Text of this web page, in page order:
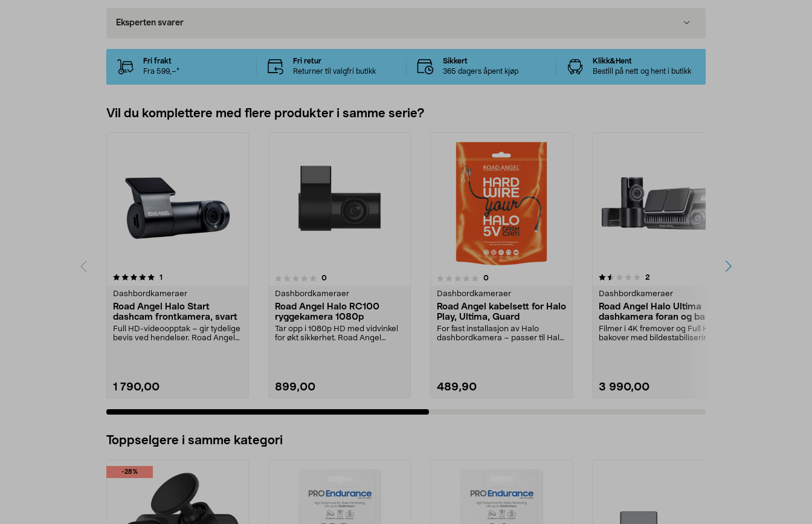
Eksperten svarer
Fri frakt
Fra 599,–*
Fri retur
Returner til valgfri butikk
Sikkert
365 dagers åpent kjøp
Klikk&Hent
Bestill på nett og hent i butikk
Vil du komplettere med flere produkter i samme serie?
1
Dashbordkameraer
Road Angel Halo Start
dashcam frontkamera, svart
Full HD-videoopptak – gir tydelige
bevis ved hendelser. Road Angel
1 790,00
0.0 av 5 stjerner 0anmeldelser
Dashbordkameraer
Road Angel Halo RC100
ryggekamera 1080p
Tar opp i 1080p HD med vidvinkel
for økt sikkerhet. Road Angel
899,00
0.0 av 5 stjerner 0anmeldelser
Dashbordkameraer
Road Angel kabelsett for Halo
Play, Ultima, Guard
For fast installasjon av Halo
dashbordkamera – passer til Halo
489,90
1.5av 5 stjerner 2
Dashbordkameraer
Road Angel Halo Ultima
dashkamera foran og bak 4K
Dual GPS
Filmer i 4K fremover og Full HD
bakover med bildestabilisering.
3 990,00
5.0av 5 stjerner
Toppselgere i samme kategori
-28%